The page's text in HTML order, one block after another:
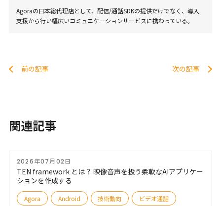
Agoraの日本総代理店として、配信/通話SDKの提供だけでなく、導入
支援から行い幅広いコミュニケーションサービスに携わっている。
前の記事 次の記事
関連記事
2026年07月02日
TEN framework とは？ 映像音声を扱う柔軟なAIアプリケー
ションを作成する
Agora Android 技術動向 ビデオ通話